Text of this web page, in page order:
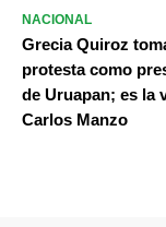
NACIONAL
Grecia Quiroz
protesta como
de Uruapan; es la
Carlos Manzo